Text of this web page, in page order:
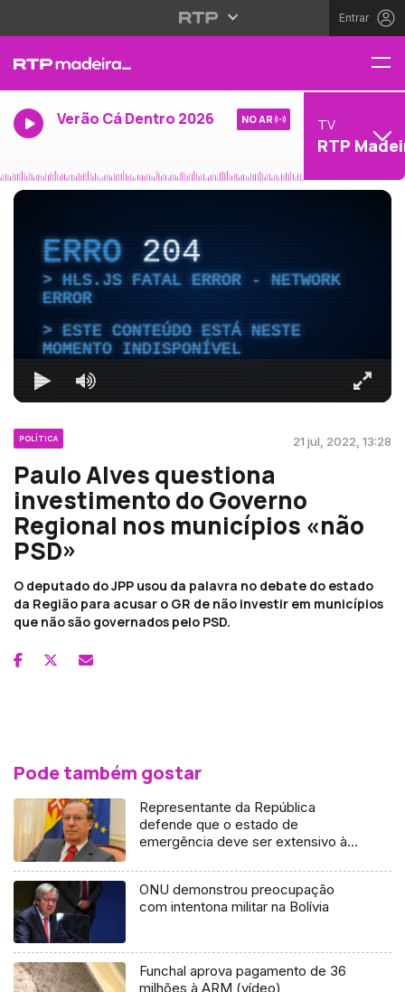
Entrar
Verão Cá Dentro 2026 NO AR TV
RTP
ERRO204
HLS.JS FATAL ERROR - NETWORK
ERROR
ESTE CONTEÚDO ESTÁ NESTE
MOMENTO INDISPONÍVEL
POLÍTICA 21 jul, 2022, 13:28
Paulo Alves questiona
investimento do Governo
Regional nos municípios «não
PSD»
O deputado do JPP usou da palavra no debate do estado
da Região para acusar o GR de não investir em municípios
que não são governados pelo PSD.
Pode também gostar
Representante da República
defende que o estado de
emergência deve ser extensivo às
ONU demonstrou preocupação
com intentona militar na Bolívia
Funchal aprova pagamento de 36
milhões à ARM (vídeo)